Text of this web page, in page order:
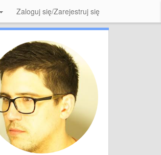
Zaloguj się/Zarejestruj się